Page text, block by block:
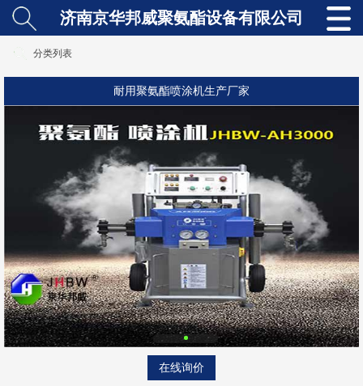
济南京华邦威聚氨酯设备有限公司
分类列表
耐用聚氨酯喷涂机生产厂家
在线询价